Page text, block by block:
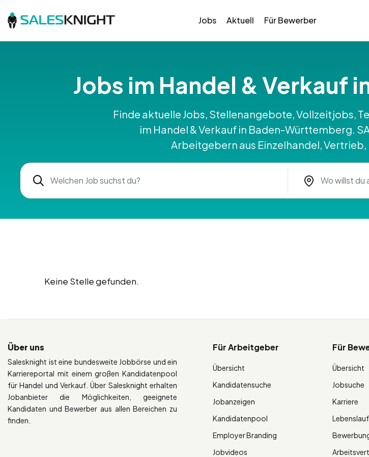
Jobs Aktuell Für Bewerber
Jobs im Handel & Verkauf
Finde aktuelle Jobs, Stellenangebote, Vollzeitjobs,
im Handel & Verkauf in Baden-Württemberg.
Arbeitgebern aus Einzelhandel,
Keine Stelle gefunden.
Über uns
Salesknight ist eine bundesweite Jobbörse und ein
Karriereportal mit einem großen Kandidatenpool
für Handel und Verkauf. Über Salesknight erhalten
Jobanbieter die Möglichkeiten, geeignete
Kandidaten und Bewerber aus allen Bereichen zu
finden.
Für Arbeitgeber
Übersicht
Kandidatensuche
Jobanzeigen
Kandidatenpool
Employer Branding
Jobvideos
Für
Übersicht
Jobsuche
Karriere
Lebenslauf